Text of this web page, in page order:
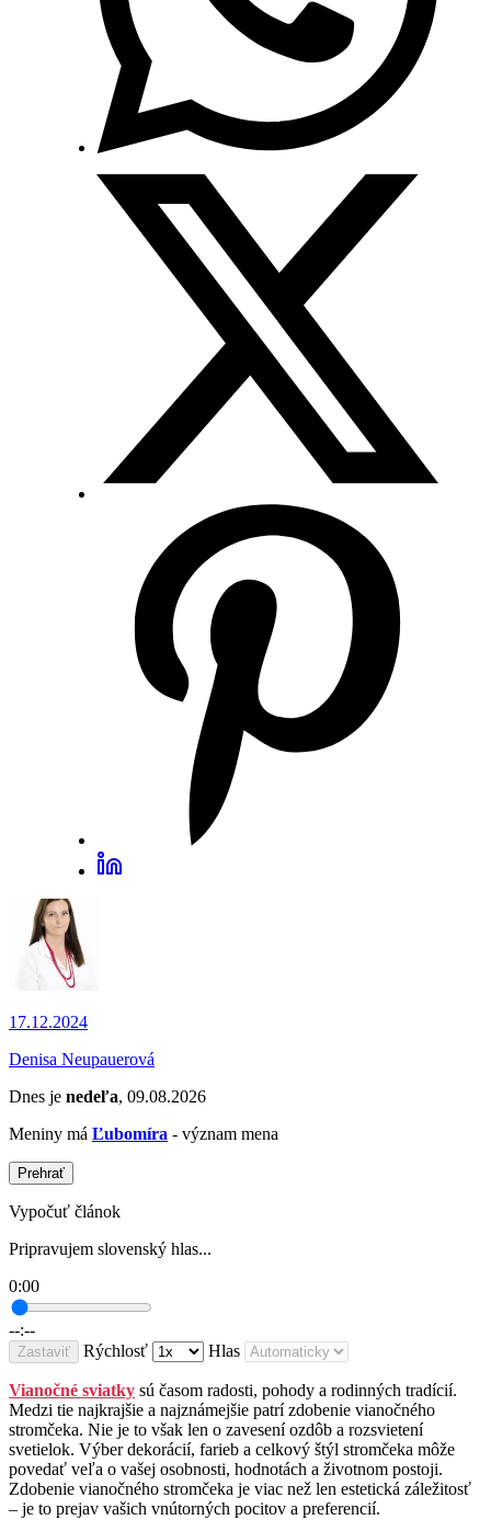
17.12.2024
Denisa Neupauerová
Dnes je nedeľa, 09.08.2026
Meniny má Ľubomíra - význam mena
Prehrať
Vypočuť článok
Pripravujem slovenský hlas...
0:00
--:--
Zastaviť Rýchlosť Hlas
Vianočné sviatky sú časom radosti, pohody a rodinných tradícií.
Medzi tie najkrajšie a najznámejšie patrí zdobenie vianočného
stromčeka. Nie je to však len o zavesení ozdôb a rozsvietení
svetielok. Výber dekorácií, farieb a celkový štýl stromčeka môže
povedať veľa o vašej osobnosti, hodnotách a životnom postoji.
Zdobenie vianočného stromčeka je viac než len estetická záležitosť
– je to prejav vašich vnútorných pocitov a preferencií.